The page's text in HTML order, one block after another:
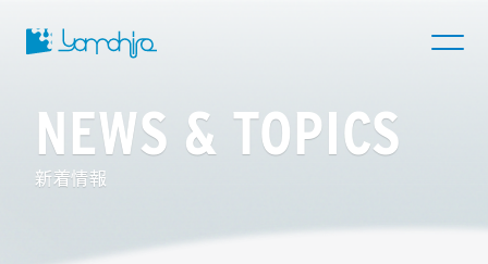
NEWS & TOPICS
新着情報